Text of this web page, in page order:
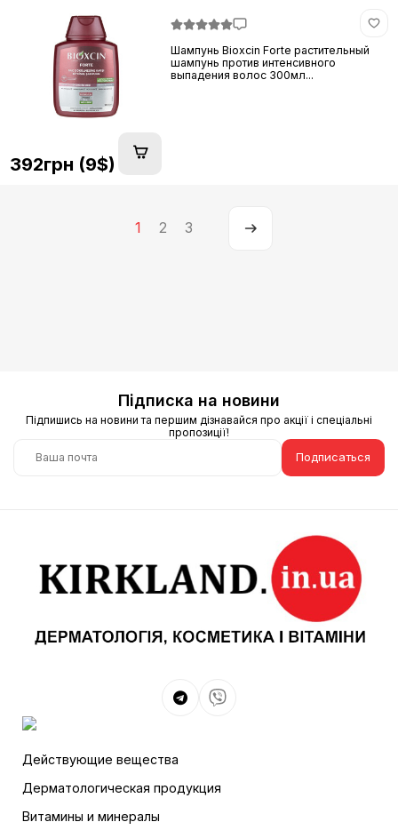
Шампунь Bioxcin Forte растительный
шампунь против интенсивного
выпадения волос 300мл...
392грн (9$)
1 2 3
Підписка на новини
Підпишись на новини та першим дізнавайся про акції і спеціальні
пропозиції!
Подписаться
Действующие вещества
Дерматологическая продукция
Витамины и минералы